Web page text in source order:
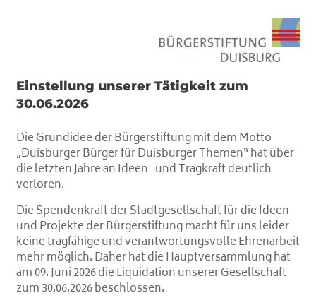
Einstellung unserer Tätigkeit zum
30.06.2026
Die Grundidee der Bürgerstiftung mit dem Motto
„Duisburger Bürger für Duisburger Themen“ hat über
die letzten Jahre an Ideen- und Tragkraft deutlich
verloren.
Die Spendenkraft der Stadtgesellschaft für die Ideen
und Projekte der Bürgerstiftung macht für uns leider
keine tragfähige und verantwortungsvolle Ehrenarbeit
mehr möglich. Daher hat die Hauptversammlung hat
am 09. Juni 2026 die Liquidation unserer Gesellschaft
zum 30.06.2026 beschlossen.